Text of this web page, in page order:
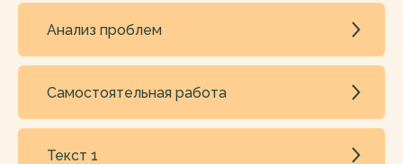
Анализ проблем
Самостоятельная работа
Текст 1